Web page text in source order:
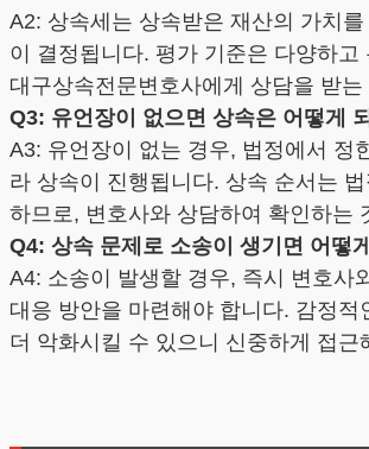
A2: 상속세는 상속받은 재산의 가치
이 결정됩니다. 평가 기준은 다양하고
대구상속전문변호사에게 상담을 받
Q3: 유언장이 없으면 상속은 어떻게
A3: 유언장이 없는 경우, 법정에서 정
라 상속이 진행됩니다. 상속 순서는
하므로, 변호사와 상담하여 확인하는
Q4: 상속 문제로 소송이 생기면 어떻
A4: 소송이 발생할 경우, 즉시 변호사
대응 방안을 마련해야 합니다. 감정적
더 악화시킬 수 있으니 신중하게 접근